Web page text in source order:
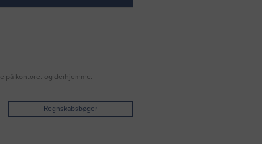
på kontoret og derhjemme.
Regnskabsbøger